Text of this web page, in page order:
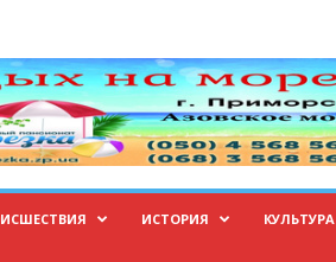
ИСТОРИЯ КУЛЬТУРА